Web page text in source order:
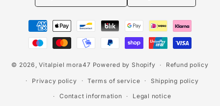
Payment
methods
© 2026,Vitalpiel mora47 Powered by Shopify Refund policy
Privacy policy Terms of service Shipping policy
Contact information Legal notice